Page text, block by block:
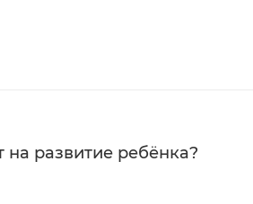
развитие ребёнка?